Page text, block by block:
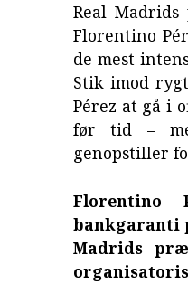
Real
Florentino
de mest
Stik imod
Pérez at gå i
før tid –
genopstiller
bankgaranti
Madrids